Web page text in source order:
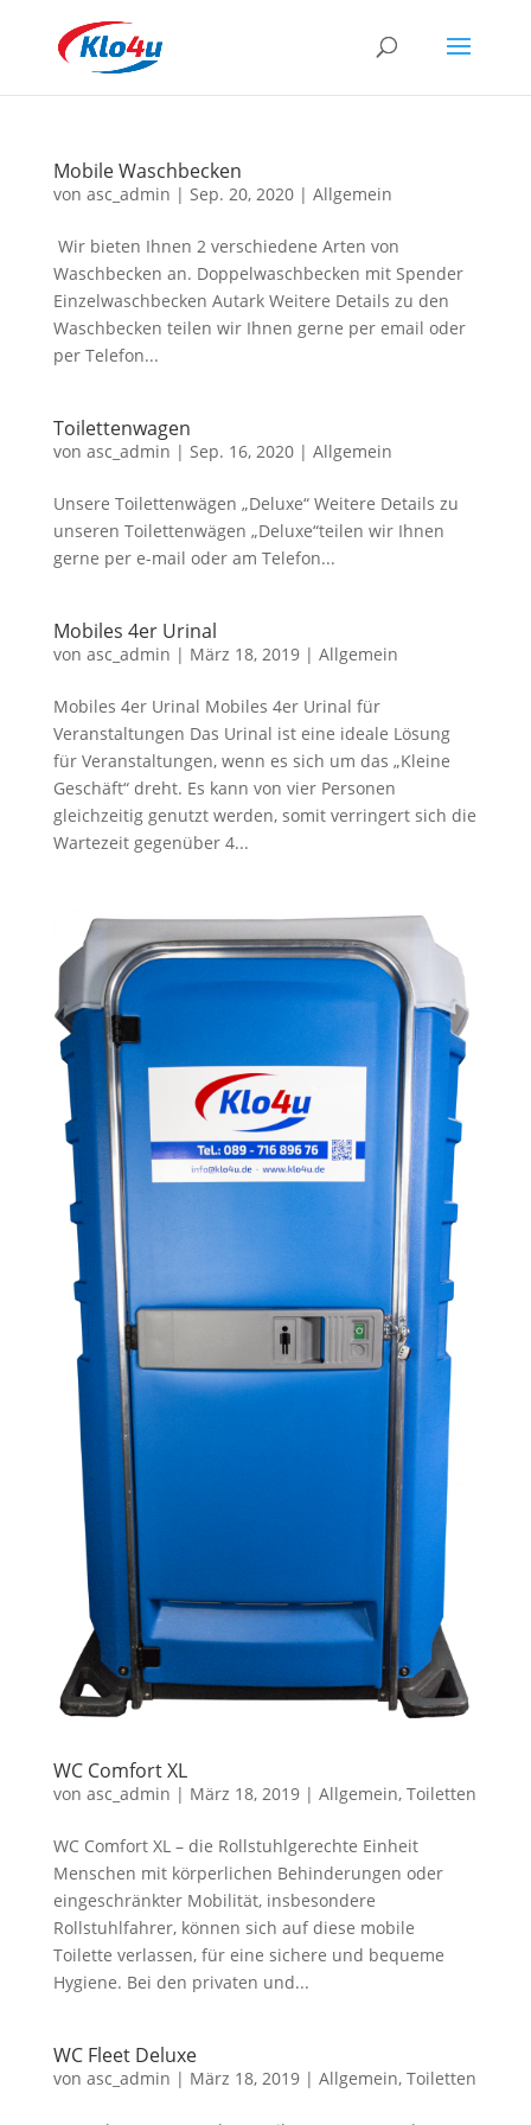
Mobile Waschbecken
von asc_admin | Sep. 20, 2020| Allgemein
Wir bieten Ihnen 2 verschiedene Arten von
Waschbecken an. Doppelwaschbecken mit Spender
Einzelwaschbecken Autark Weitere Details zu den
Waschbecken teilen wir Ihnen gerne per email oder
per Telefon...
Toilettenwagen
von asc_admin | Sep. 16, 2020| Allgemein
Unsere Toilettenwägen „Deluxe“ Weitere Details zu
unseren Toilettenwägen „Deluxe“teilen wir Ihnen
gerne per e-mail oder am Telefon...
Mobiles 4er Urinal
von asc_admin | März 18, 2019| Allgemein
Mobiles 4er Urinal Mobiles 4er Urinal für
Veranstaltungen Das Urinal ist eine ideale Lösung
für Veranstaltungen, wenn es sich um das „Kleine
Geschäft“ dreht. Es kann von vier Personen
gleichzeitig genutzt werden, somit verringert sich die
Wartezeit gegenüber 4...
WC Comfort XL
von asc_admin | März 18, 2019| Allgemein, Toiletten
WC Comfort XL – die Rollstuhlgerechte Einheit
Menschen mit körperlichen Behinderungen oder
eingeschränkter Mobilität, insbesondere
Rollstuhlfahrer, können sich auf diese mobile
Toilette verlassen, für eine sichere und bequeme
Hygiene. Bei den privaten und...
WC Fleet Deluxe
von asc_admin | März 18, 2019| Allgemein, Toiletten